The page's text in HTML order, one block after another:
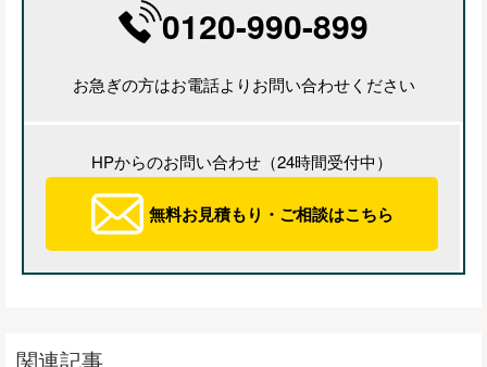
0120-990-899
お急ぎの方はお電話よりお問い合わせください
HPからのお問い合わせ（24時間受付中）
無料お見積もり・ご相談はこちら
関連記事